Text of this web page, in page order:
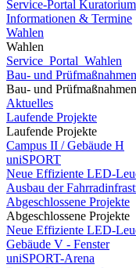
Service-Portal Kuratorium
Informationen & Termine
Wahlen
Wahlen
Service_Portal_Wahlen
Bau- und Prüfmaßnahmen
Bau- und Prüfmaßnahmen
Aktuelles
Laufende Projekte
Laufende Projekte
Campus II / Gebäude H
uniSPORT
Neue Effiziente LED-
Ausbau der
Abgeschlossene Projekte
Abgeschlossene Projekte
Neue Effiziente LED-
Gebäude V - Fenster
uniSPORT-Arena